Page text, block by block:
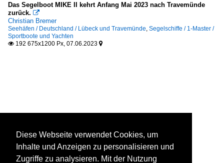
Das Segelboot MIKE II kehrt Anfang Mai 2023 nach Travemünde
zurück. 
Christian Bremer
Seehäfen / Deutschland / Lübeck und Travemünde Segelschiffe / 1-Master /
Sportboote und Yachten
 192 675x1200 Px, 07.06.2023 
Diese Webseite verwendet Cookies, um
Inhalte und Anzeigen zu personalisieren und
Zugriffe zu analysieren. Mit der Nutzung